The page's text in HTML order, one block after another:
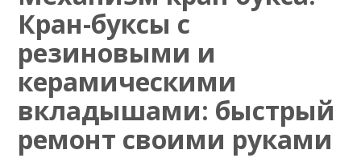
Кран-буксы с
резиновыми и
керамическими
вкладышами: быстрый
ремонт своими руками